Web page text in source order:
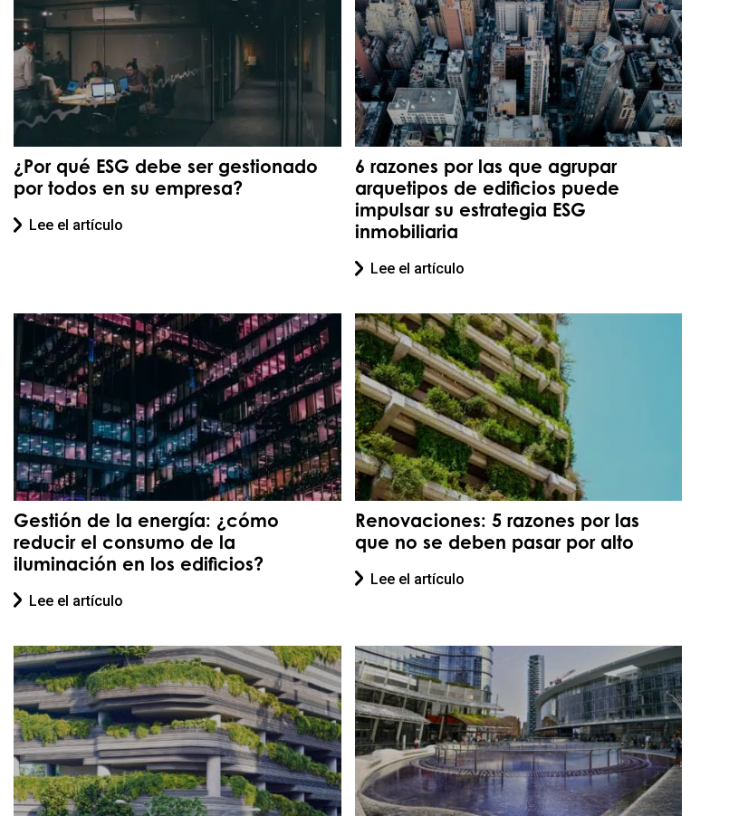
¿Por qué ESG debe ser gestionado
por todos en su empresa?
Lee el artículo
6 razones por las que agrupar
arquetipos de edificios puede
impulsar su estrategia ESG
inmobiliaria
Lee el artículo
Gestión de la energía: ¿cómo
reducir el consumo de la
iluminación en los edificios?
Lee el artículo
Renovaciones: 5 razones por las
que no se deben pasar por alto
Lee el artículo